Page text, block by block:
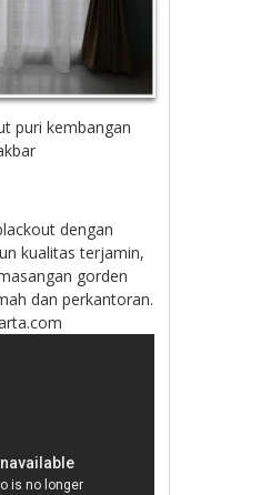
puri kembangan
dengan
kualitas terjamin,
gorden
dan perkantoran.